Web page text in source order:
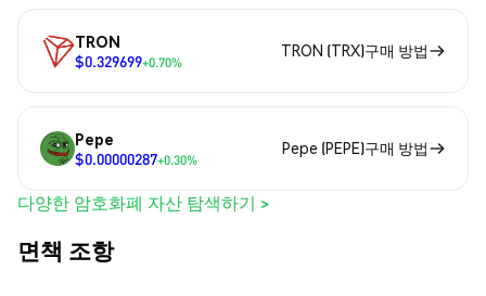
TRON
$0.329699+0.70%
TRON (TRX)구매 방법
Pepe
$0.00000287+0.30%
Pepe (PEPE)구매 방법
다양한 암호화폐 자산 탐색하기 >
면책 조항